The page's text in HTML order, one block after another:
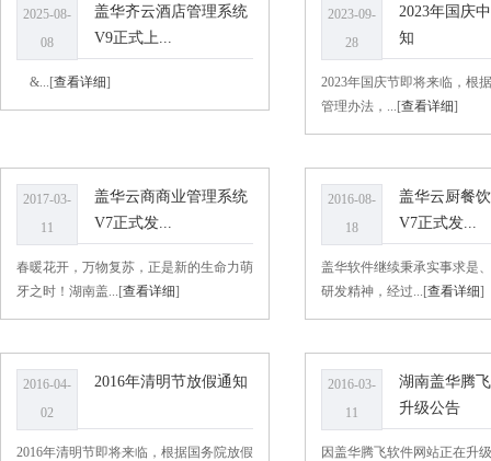
2025-08-
08
盖华齐云酒店管理系统
V9正式上...
&...[查看详细]
2023-09-
28
2023年国庆
知
2023年国庆节即将来临，根
管理办法，...[查看详细]
2017-03-
11
盖华云商商业管理系统
V7正式发...
春暖花开，万物复苏，正是新的生命力萌
牙之时！湖南盖...[查看详细]
2016-08-
18
盖华云厨餐
V7正式发...
盖华软件继续秉承实事求是
研发精神，经过...[查看详细]
2016-04-
02
2016年清明节放假通知
2016年清明节即将来临，根据国务院放假
2016-03-
11
湖南盖华腾
升级公告
因盖华腾飞软件网站正在升